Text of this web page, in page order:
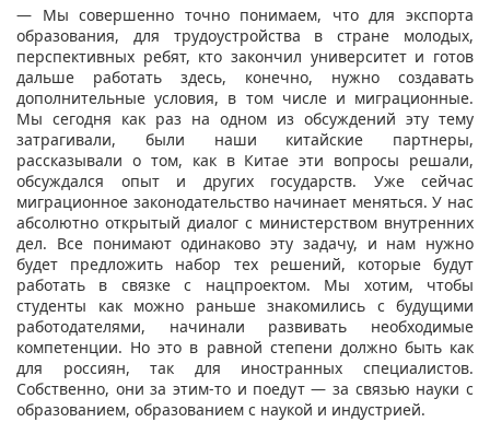
— Мы совершенно точно понимаем, что для экспорта
образования, для трудоустройства в стране молодых,
перспективных ребят, кто закончил университет и готов
дальше работать здесь, конечно, нужно создавать
дополнительные условия, в том числе и миграционные.
Мы сегодня как раз на одном из обсуждений эту тему
затрагивали, были наши китайские партнеры,
рассказывали о том, как в Китае эти вопросы решали,
обсуждался опыт и других государств. Уже сейчас
миграционное законодательство начинает меняться. У нас
абсолютно открытый диалог с министерством внутренних
дел. Все понимают одинаково эту задачу, и нам нужно
будет предложить набор тех решений, которые будут
работать в связке с нацпроектом. Мы хотим, чтобы
студенты как можно раньше знакомились с будущими
работодателями, начинали развивать необходимые
компетенции. Но это в равной степени должно быть как
для россиян, так для иностранных специалистов.
Собственно, они за этим-то и поедут — за связью науки с
образованием, образованием с наукой и индустрией.